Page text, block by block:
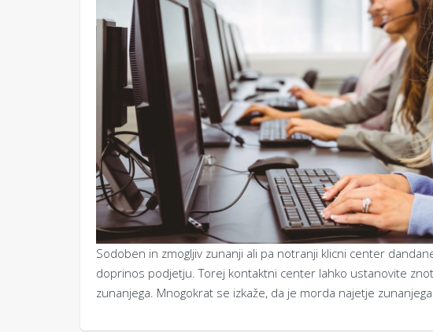
Sodoben in zmogljiv zunanji ali pa notranji klicni center
doprinos podjetju. Torej kontaktni center lahko ustanovite
zunanjega. Mnogokrat se izkaže, da je morda najetje